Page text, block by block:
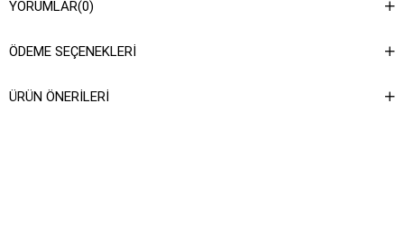
talimatına ulaşabilirsiniz.
YORUMLAR(0)
ÖDEME SEÇENEKLERI
ÜRÜN ÖNERILERI